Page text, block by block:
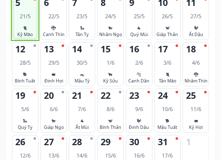
5
21/5
🐈
Kỷ Mão
6
22/5
🐉
Canh Thìn
7
23/5
🐍
Tân Tỵ
8
24/5
🐎
Nhâm Ngọ
9
25/5
🐐
Quý Mùi
10
26/5
🐒
Giáp Thân
11
27/5
🐓
Ất Dậu
12
28/5
🐕
Bính Tuất
13
29/5
🐖
Đinh Hợi
14
30/5
🐀
Mậu Tý
15
1/6
🐂
Kỷ Sửu
16
2/6
🐅
Canh Dần
17
3/6
🐈
Tân Mão
18
4/6
🐉
Nhâm Thìn
19
5/6
🐍
Quý Tỵ
20
6/6
🐎
Giáp Ngọ
21
7/6
🐐
Ất Mùi
22
8/6
🐒
Bính Thân
23
9/6
🐓
Đinh Dậu
24
10/6
🐕
Mậu Tuất
25
11/6
🐖
Kỷ Hợi
26
12/6
27
13/6
28
14/6
29
15/6
30
16/6
31
17/6
1